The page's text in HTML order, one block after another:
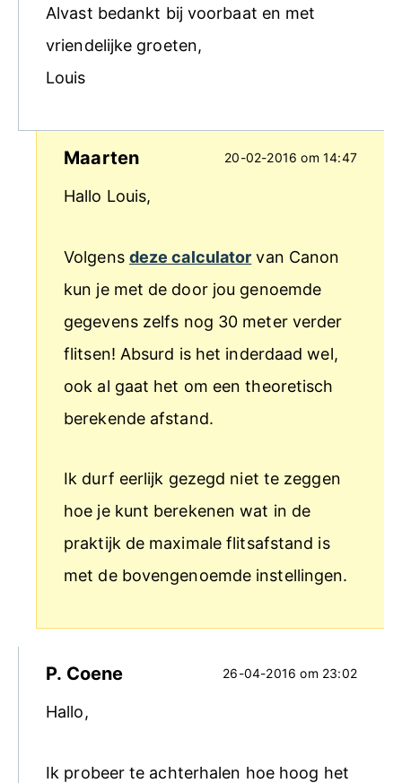
Alvast bedankt bij voorbaat en met
vriendelijke groeten,
Louis
Maarten 20-02-2016 om 14:47
Hallo Louis,
Volgens deze calculator van Canon
kun je met de door jou genoemde
gegevens zelfs nog 30 meter verder
flitsen! Absurd is het inderdaad wel,
ook al gaat het om een theoretisch
berekende afstand.
Ik durf eerlijk gezegd niet te zeggen
hoe je kunt berekenen wat in de
praktijk de maximale flitsafstand is
met de bovengenoemde instellingen.
P. Coene 26-04-2016 om 23:02
Hallo,
Ik probeer te achterhalen hoe hoog het